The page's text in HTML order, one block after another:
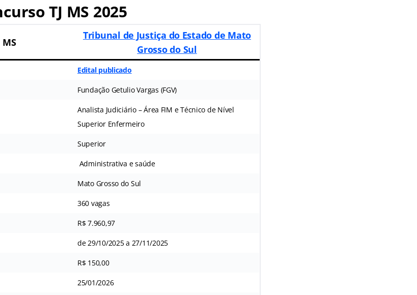
TJ MS 2025
MS
Tribunal de Justiça do Estado de Mato
Grosso do Sul
Edital publicado
Fundação Getulio Vargas (FGV)
Analista Judiciário – Área FIM e Técnico de Nível
Superior Enfermeiro
Superior
Administrativa e saúde
Mato Grosso do Sul
360 vagas
R$ 7.960,97
de 29/10/2025 a 27/11/2025
R$ 150,00
25/01/2026